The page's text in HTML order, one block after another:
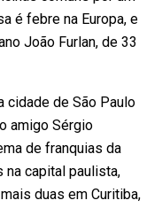
é febre na Europa, e
João Furlan, de 33
cidade de São Paulo
amigo Sérgio
de franquias da
na capital paulista,
duas em Curitiba,